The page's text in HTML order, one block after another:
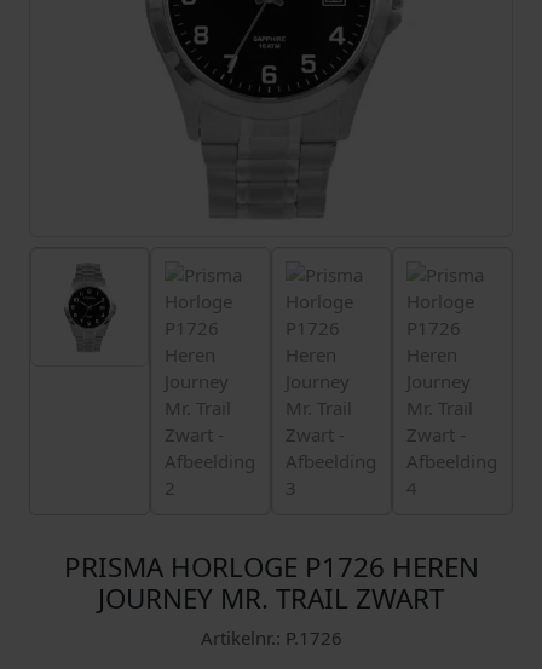
PRISMA HORLOGE P1726 HEREN
JOURNEY MR. TRAIL ZWART
Artikelnr.: P.1726